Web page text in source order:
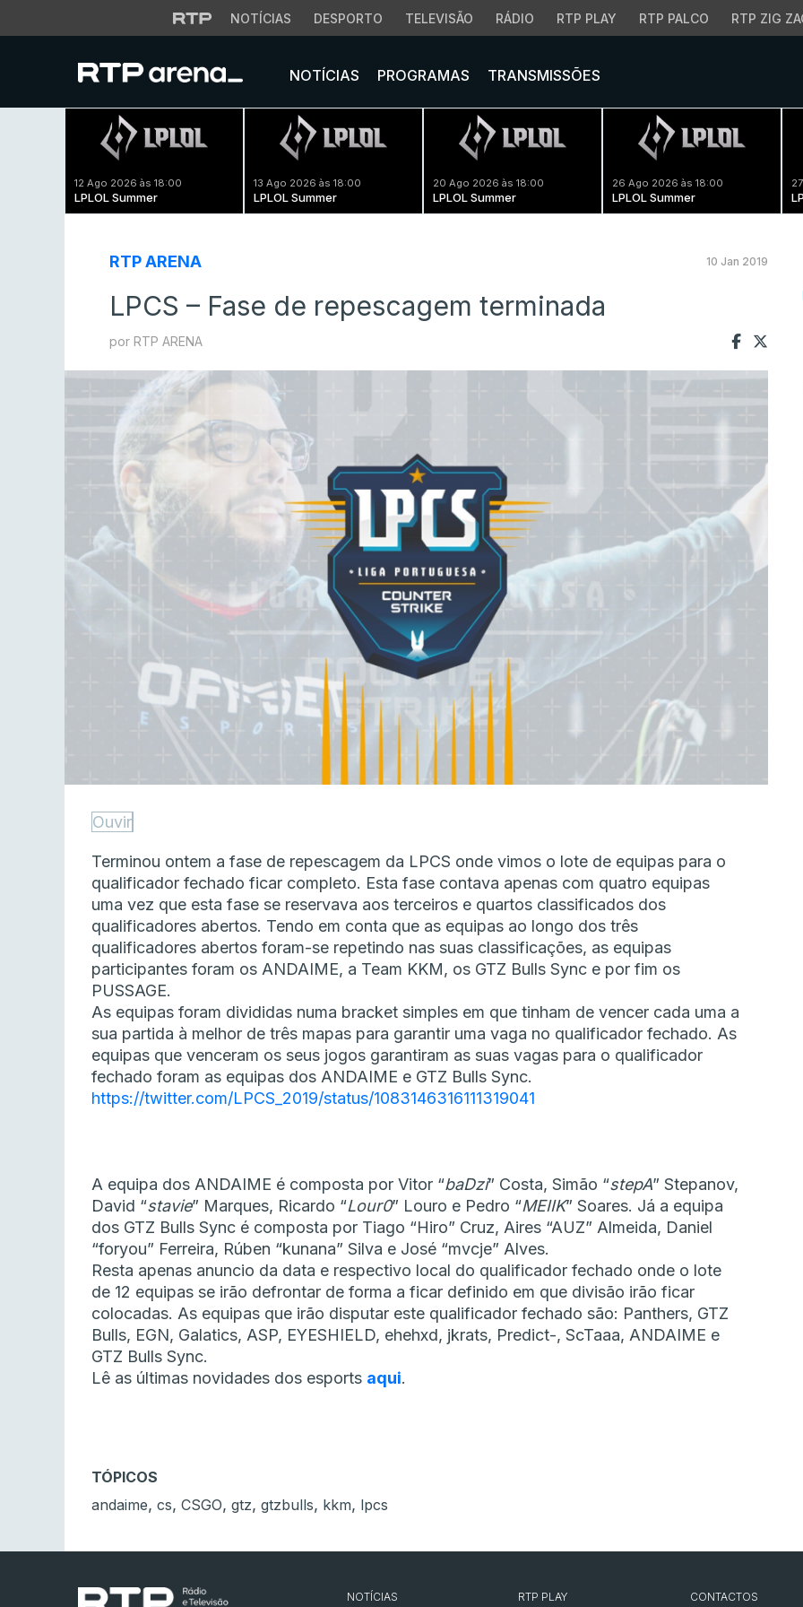
NOTÍCIAS DESPORTO TELEVISÃO RÁDIO RTP PLAY RTP PALCO RTP ZIG
NOTÍCIAS PROGRAMAS TRANSMISSÕES
12 Ago 2026 às 18:00
LPLOL Summer
13 Ago 2026 às 18:00
LPLOL Summer
20 Ago 2026 às 18:00
LPLOL Summer
26 Ago 2026 às 18:00
LPLOL Summer
RTP ARENA 10 Jan 2019
LPCS – Fase de repescagem terminada
por RTP ARENA
Ouvir
Terminou ontem a fase de repescagem da LPCS onde vimos o lote de equipas para o
qualificador fechado ficar completo. Esta fase contava apenas com quatro equipas
uma vez que esta fase se reservava aos terceiros e quartos classificados dos
qualificadores abertos. Tendo em conta que as equipas ao longo dos três
qualificadores abertos foram-se repetindo nas suas classificações, as equipas
participantes foram os ANDAIME, a Team KKM, os GTZ Bulls Sync e por fim os
PUSSAGE.
As equipas foram divididas numa bracket simples em que tinham de vencer cada uma a
sua partida à melhor de três mapas para garantir uma vaga no qualificador fechado. As
equipas que venceram os seus jogos garantiram as suas vagas para o qualificador
fechado foram as equipas dos ANDAIME e GTZ Bulls Sync.
https://twitter.com/LPCS_2019/status/1083146316111319041
A equipa dos ANDAIME é composta por Vitor “baDzi” Costa, Simão “stepA” Stepanov,
David “stavie” Marques, Ricardo “Lour0” Louro e Pedro “MEIIK” Soares. Já a equipa
dos GTZ Bulls Sync é composta por Tiago “Hiro” Cruz, Aires “AUZ” Almeida, Daniel
“foryou” Ferreira, Rúben “kunana” Silva e José “mvcje” Alves.
Resta apenas anuncio da data e respectivo local do qualificador fechado onde o lote
de 12 equipas se irão defrontar de forma a ficar definido em que divisão irão ficar
colocadas. As equipas que irão disputar este qualificador fechado são: Panthers, GTZ
Bulls, EGN, Galatics, ASP, EYESHIELD, ehehxd, jkrats, Predict-, ScTaaa, ANDAIME e
GTZ Bulls Sync.
Lê as últimas novidades dos esports aqui.
TÓPICOS
andaime, cs, CSGO, gtz, gtzbulls, kkm, lpcs
NOTÍCIAS RTP PLAY CONTACTOS